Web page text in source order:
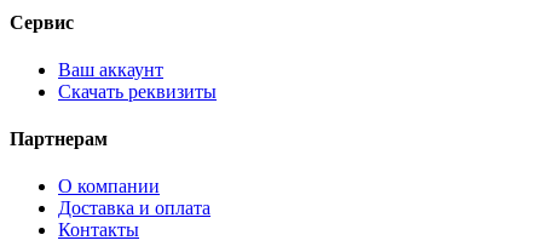
Сервис
Ваш аккаунт
Скачать реквизиты
Партнерам
О компании
Доставка и оплата
Контакты